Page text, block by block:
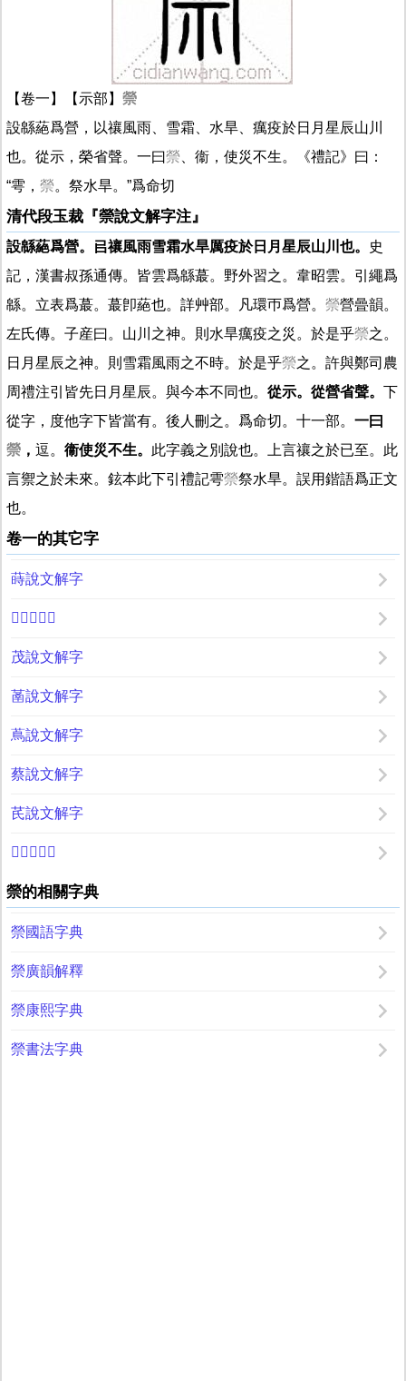
【卷一】【示部】 禜
設緜蕝爲營，以禳風雨、雪霜、水旱、癘疫於日月星辰山川
也。從示，榮省聲。一曰禜 、衞，使災不生。《禮記》曰：
“雩， 禜。祭水旱。”爲命切
清代段玉裁『禜說文解字注』
設緜蕝爲營。 㠯禳風雨雪霜水旱厲疫於日月星辰山川也。
史
記，漢書叔孫通傳。皆雲爲緜蕞。野外習之。韋昭雲。引繩爲
緜。立表爲蕞。蕞卽蕝也。詳艸部。凡環帀爲營。 禜營曡韻。
左氏傳。子産曰。山川之神。則水旱癘疫之災。於是乎禜之。
日月星辰之神。則雪霜風雨之不時。於是乎禜之。許與鄭司農
周禮注引皆先日月星辰。與今本不同也。 從示。從營省聲。 下
從字，度他字下皆當有。後人刪之。爲命切。十一部。 一曰
禜 ， 逗。 衞使災不生。 此字義之別說也。上言禳之於已至。此
言禦之於未來。鉉本此下引禮記雩禜祭水旱。誤用鍇語爲正文
也。
卷一的其它字
蒔說文解字
𦼪說文解字
茂說文解字
䓿說文解字
蔦說文解字
蔡說文解字
芪說文解字
𦬆說文解字
禜的相關字典
禜國語字典
禜廣韻解釋
禜康熙字典
禜書法字典